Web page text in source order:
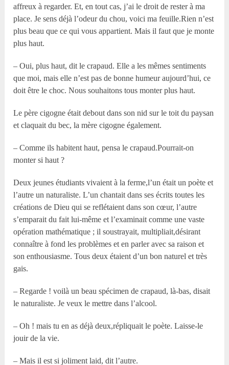
affreux à regarder. Et, en tout cas, j’ai le droit de rester à ma
place. Je sens déjà l’odeur du chou, voici ma feuille.Rien n’est
plus beau que ce qui vous appartient. Mais il faut que je monte
plus haut.
– Oui, plus haut, dit le crapaud. Elle a les mêmes sentiments
que moi, mais elle n’est pas de bonne humeur aujourd’hui, ce
doit être le choc. Nous souhaitons tous monter plus haut.
Le père cigogne était debout dans son nid sur le toit du paysan
et claquait du bec, la mère cigogne également.
– Comme ils habitent haut, pensa le crapaud.Pourrait-on
monter si haut ?
Deux jeunes étudiants vivaient à la ferme,l’un était un poète et
l’autre un naturaliste. L’un chantait dans ses écrits toutes les
créations de Dieu qui se reflétaient dans son cœur, l’autre
s’emparait du fait lui-même et l’examinait comme une vaste
opération mathématique ; il soustrayait, multipliait,désirant
connaître à fond les problèmes et en parler avec sa raison et
son enthousiasme. Tous deux étaient d’un bon naturel et très
gais.
– Regarde ! voilà un beau spécimen de crapaud, là-bas, disait
le naturaliste. Je veux le mettre dans l’alcool.
– Oh ! mais tu en as déjà deux,répliquait le poète. Laisse-le
jouir de la vie.
– Mais il est si joliment laid, dit l’autre.